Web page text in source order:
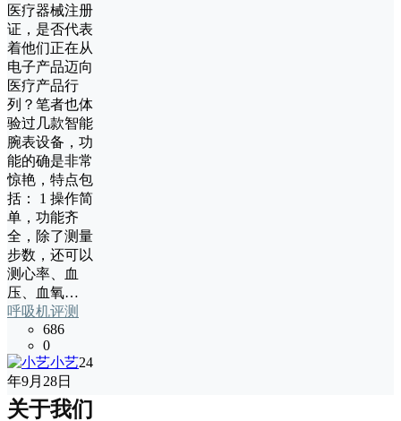
医疗器械注册
证，是否代表
着他们正在从
电子产品迈向
医疗产品行
列？笔者也体
验过几款智能
腕表设备，功
能的确是非常
惊艳，特点包
括： 1 操作简
单，功能齐
全，除了测量
步数，还可以
测心率、血
压、血氧…
呼吸机评测
686
0
小艺24
年9月28日
关于我们